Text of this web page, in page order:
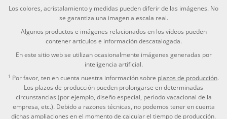
Los colores, acristalamiento y medidas pueden diferir de las imágenes. No
se garantiza una imagen a escala real.
Algunos productos e imágenes relacionados en los vídeos pueden
contener artículos e información descatalogada.
En este sitio web se utilizan ocasionalmente imágenes generadas por
inteligencia artificial.
1 Por favor, ten en cuenta nuestra información sobre plazos de producción.
Los plazos de producción pueden prolongarse en determinadas
circunstancias (por ejemplo, diseño especial, periodo vacacional de la
empresa, etc.). Debido a razones técnicas, no podemos tener en cuenta
dichas ampliaciones en el momento de calcular el tiempo de producción.